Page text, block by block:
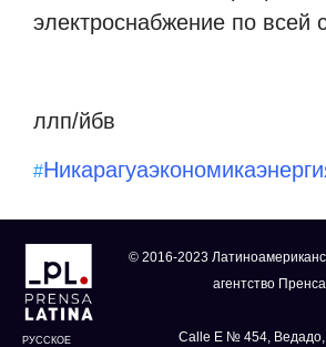
электроснабжение по всей
ллп/йбв
#Никарагуаэкономика
РУССКОЕ
© 2016-2023
агентство
Calle E № 454, Ведадо,